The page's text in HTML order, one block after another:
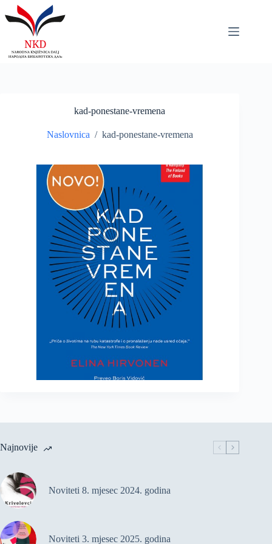
to
content
kad-ponestane-vremena
Naslovnica / kad-ponestane-vremena
Najnovije
Noviteti 8. mjesec 2024. godina
Noviteti 3. mjesec 2025. godina